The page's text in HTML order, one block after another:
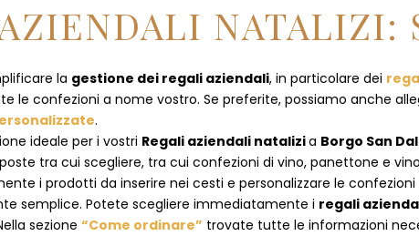
NATALIZI:
la gestione dei regali aziendali, in particolare dei
le confezioni a nome vostro. Se preferite, possiamo anche
.
ideale per i vostri Regali aziendali natalizia Borgo San
tra cui scegliere, tra cui confezioni di vino, panettone e
i prodotti da inserire nei cesti e personalizzare le confezioni
semplice. Potete scegliere immediatamente i regali
sezione “Come ordinare” trovate tutte le informazioni